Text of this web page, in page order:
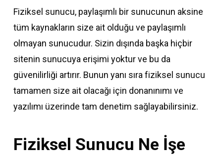
Fiziksel sunucu, paylaşımlı bir sunucunun aksine
tüm kaynakların size ait olduğu ve paylaşımlı
olmayan sunucudur. Sizin dışında başka hiçbir
sitenin sunucuya erişimi yoktur ve bu da
güvenilirliği artırır. Bunun yanı sıra fiziksel sunucu
tamamen size ait olacağı için donanınımı ve
yazılımı üzerinde tam denetim sağlayabilirsiniz.
Fiziksel Sunucu Ne İşe